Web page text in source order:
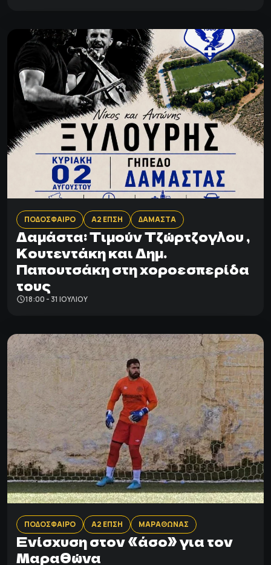
ΠΟΔΟΣΦΑΙΡΟ Α2 ΕΠΣΗ ΔΑΜΑΣΤΑ
Δαμάστα: Tιμούν Τζώρτζογλου ,
Κουτεντάκη και Δημ.
Παπουτσάκη στη χοροεσπερίδα
τους
18:00 - 31 ΙΟΥΛΊΟΥ
ΠΟΔΟΣΦΑΙΡΟ Α2 ΕΠΣΗ ΜΑΡΑΘΩΝΑΣ
Ενίσχυση στον «άσο» για τον
Μαραθώνα